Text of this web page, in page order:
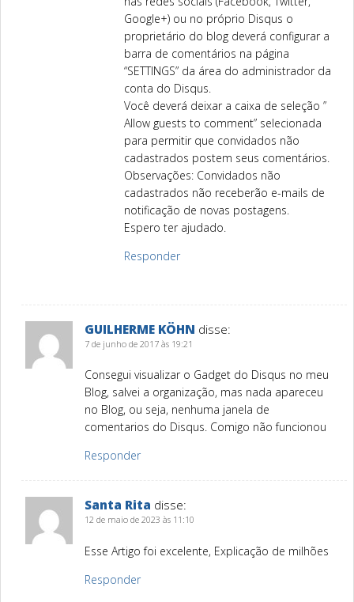
Google+) ou no próprio Disqus o
proprietário do blog deverá configurar a
barra de comentários na página
“SETTINGS” da área do administrador da
conta do Disqus.
Você deverá deixar a caixa de seleção ”
Allow guests to comment” selecionada
para permitir que convidados não
cadastrados postem seus comentários.
Observações: Convidados não
cadastrados não receberão e-mails de
notificação de novas postagens.
Espero ter ajudado.
Responder
GUILHERME KÖHN disse:
7 de junho de 2017 às 19:21
Consegui visualizar o Gadget do Disqus no meu
Blog, salvei a organização, mas nada apareceu
no Blog, ou seja, nenhuma janela de
comentarios do Disqus. Comigo não funcionou
Responder
Santa Rita disse:
12 de maio de 2023 às 11:10
Esse Artigo foi excelente, Explicação de milhões
Responder